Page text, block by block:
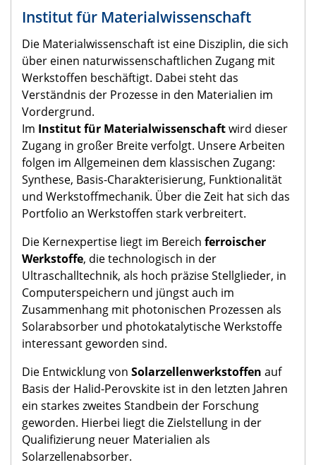
Institut für Materialwissenschaft
Die Materialwissenschaft ist eine Disziplin, die sich
über einen naturwissenschaftlichen Zugang mit
Werkstoffen beschäftigt. Dabei steht das
Verständnis der Prozesse in den Materialien im
Vordergrund.
Im Institut für Materialwissenschaftwird dieser
Zugang in großer Breite verfolgt. Unsere Arbeiten
folgen im Allgemeinen dem klassischen Zugang:
Synthese, Basis-Charakterisierung, Funktionalität
und Werkstoffmechanik. Über die Zeit hat sich das
Portfolio an Werkstoffen stark verbreitert.
Die Kernexpertise liegt im Bereich ferroischer
Werkstoffe, die technologisch in der
Ultraschalltechnik, als hoch präzise Stellglieder, in
Computerspeichern und jüngst auch im
Zusammenhang mit photonischen Prozessen als
Solarabsorber und photokatalytische Werkstoffe
interessant geworden sind.
Die Entwicklung von Solarzellenwerkstoffen auf
Basis der Halid-Perovskite ist in den letzten Jahren
ein starkes zweites Standbein der Forschung
geworden. Hierbei liegt die Zielstellung in der
Qualifizierung neuer Materialien als
Solarzellenabsorber.